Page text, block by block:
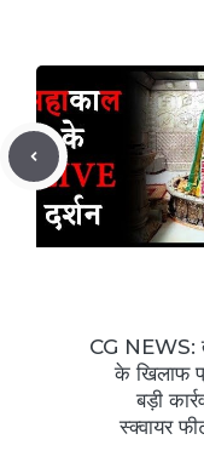
CG NEWS:
के खिलाफ
बड़ी
स्क्वायर